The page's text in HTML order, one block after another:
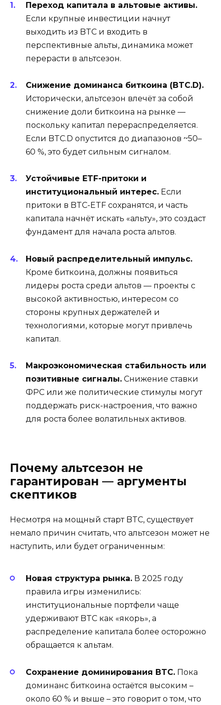
Переход капитала в альтовые активы.
Если крупные инвестиции начнут
выходить из BTC и входить в
перспективные альты, динамика может
перерасти в альтсезон.
Снижение доминанса биткоина (BTC.D).
Исторически, альтсезон влечёт за собой
снижение доли биткоина на рынке —
поскольку капитал перераспределяется.
Если BTC.D опустится до диапазонов ~50–
60 %, это будет сильным сигналом.
Устойчивые ETF-притоки и
институциональный интерес. Если
притоки в BTC-ETF сохранятся, и часть
капитала начнёт искать «альту», это создаст
фундамент для начала роста альтов.
Новый распределительный импульс.
Кроме биткоина, должны появиться
лидеры роста среди альтов — проекты с
высокой активностью, интересом со
стороны крупных держателей и
технологиями, которые могут привлечь
капитал.
Макроэкономическая стабильность или
позитивные сигналы. Снижение ставки
ФРС или же политические стимулы могут
поддержать риск-настроения, что важно
для роста более волатильных активов.
Почему альтсезон не
гарантирован — аргументы
скептиков
Несмотря на мощный старт BTC, существует
немало причин считать, что альтсезон может не
наступить, или будет ограниченным:
Новая структура рынка. В 2025 году
правила игры изменились:
институциональные портфели чаще
удерживают BTC как «якорь», а
распределение капитала более осторожно
обращается к альтам.
Сохранение доминирования BTC. Пока
доминанс биткоина остаётся высоким –
около 60 % и выше – это говорит о том, что